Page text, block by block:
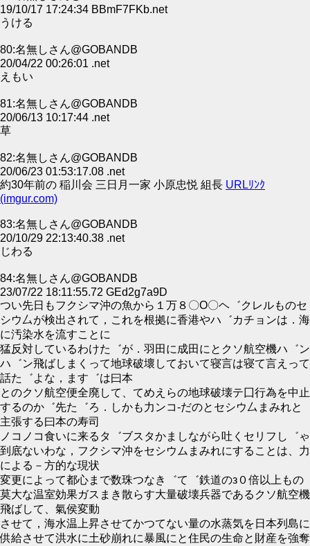
19/10/17 17:24:34 BBmF7FKb.net
うける
80:名無しさん@GOBANDB
20/04/22 00:26:01 .net
えもい
81:名無しさん@GOBANDB
20/06/13 10:17:44 .net
草
82:名無しさん@GOBANDB
20/06/23 01:53:17.08 .net
約30年前の 稲川会 三日月一家 小原忠悦 組長 URLﾘﾝｸ
(imgur.com)
83:名無しさん@GOBANDB
20/10/29 22:13:40.38 .net
じわる
84:名無しさん@GOBANDB
23/07/22 18:11:55.72 GEd2g7a9D
つい先日もフクシマ沖の魚から１万８〇Ο〇ヘ゛クレルものセ
シウ厶が検出されて，これを根拠に香港やハ゛カチョンは．海
に汚染水を流すことに
猛反対しているわけた゛が．羽田に成田にとクソ航空機ハ゛ン
ハ゛ン飛ばしまくって地球破壞しておいて寝言は寝て言えって
話た゛よな，ます゛は曰本
とのクソ航空便全廃して、てめえらの地球破壊テ囗行為を中止
するのか゛先た゛ろ．しかも力ンコ‐だのとセシウ厶まみれと
主張する曰本の寿司
ノコノコ食いに来るタ゛ブスタかましながら吐くセリフし゛ゃ
到底ないわな，フクシマ沖をセシウムまみれにすることは、力
による－方的な現状
変更によって都心まで数珠つなき゛て゛鉄道のз０倍以上もの
莫大な温室効果ガスまき散らす大量破壊兵器であるクソ航空機
飛ばして、氣侯変動
させて，海水温上昇させてかつてない量の水蒸気を日本列島に
供給させて洪水に土砂崩れに暴風にと住民の生命と財産を強奪